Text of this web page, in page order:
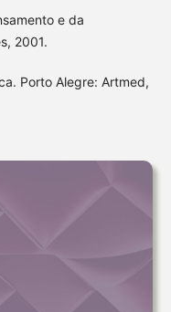
e da
2001.
Porto Alegre: Artmed,